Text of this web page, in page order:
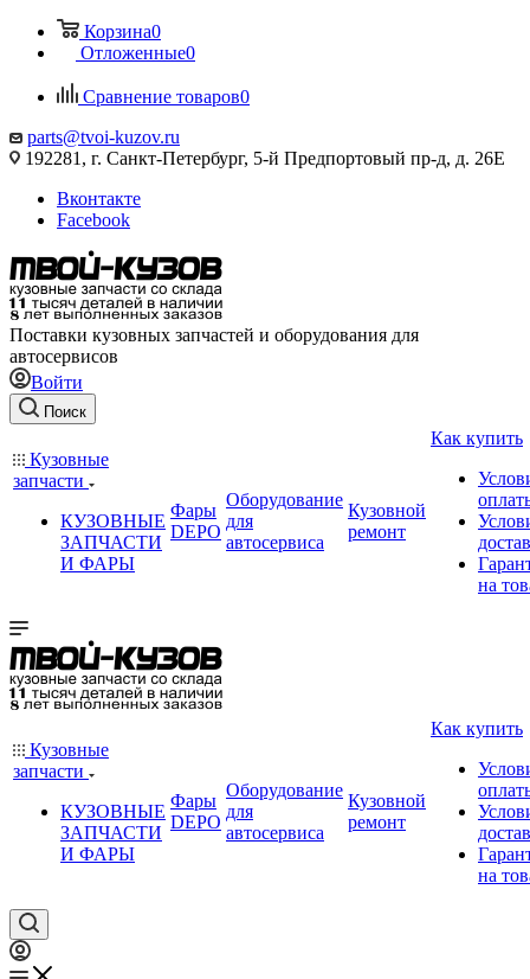
Корзина0
Отложенные0
Сравнение товаров0
parts@tvoi-kuzov.ru
192281, г. Санкт-Петербург, 5-й Предпортовый пр-д, д. 26Е
Вконтакте
Facebook
Поставки кузовных запчастей и оборудования для
автосервисов
Войти
Поиск
Кузовные
запчасти
КУЗОВНЫЕ
ЗАПЧАСТИ
И ФАРЫ
Фары
DEPO
Оборудование
для
автосервиса
Кузовной
ремонт
Как купить
на
Кузовные
запчасти
КУЗОВНЫЕ
ЗАПЧАСТИ
И ФАРЫ
Фары
DEPO
Оборудование
для
автосервиса
Кузовной
ремонт
Как купить
на